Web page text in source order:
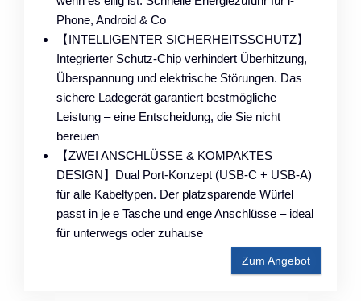
Phone, Android & Co
【INTELLIGENTER SICHERHEITSSCHUTZ】
Integrierter Schutz-Chip verhindert Überhitzung,
Überspannung und elektrische Störungen. Das
sichere Ladegerät garantiert bestmögliche
Leistung – eine Entscheidung, die Sie nicht
bereuen
【ZWEI ANSCHLÜSSE & KOMPAKTES
DESIGN】Dual Port-Konzept (USB-C + USB-A)
für alle Kabeltypen. Der platzsparende Würfel
passt in je e Tasche und enge Anschlüsse – ideal
für unterwegs oder zuhause
Zum Angebot